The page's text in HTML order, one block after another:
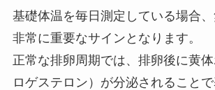
基礎体温を毎日測定している場合
非常に重要なサインとなります。
正常な排卵周期では、排卵後に黄
ロゲステロン）が分泌されること